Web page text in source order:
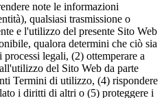
note le informazioni
qualsiasi trasmissione o
e l'utilizzo del presente Sito Web
qualora determini che ciò sia
processi legali, (2) ottemperare a
del Sito Web da parte
Termini di utilizzo, (4) rispondere
i diritti di altri o (5) proteggere i